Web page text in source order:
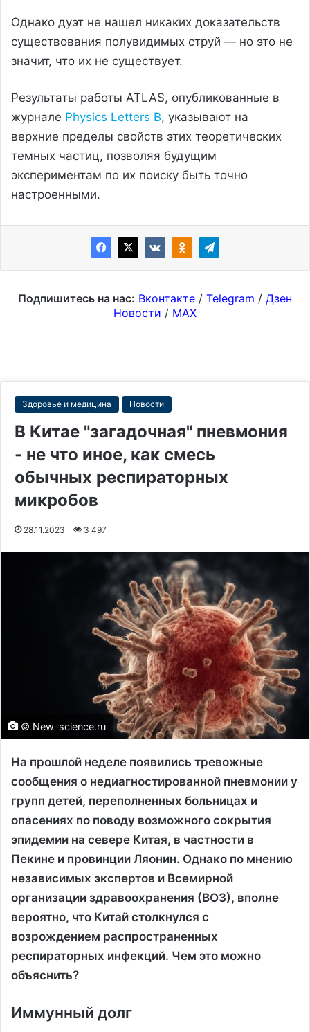
Однако дуэт не нашел никаких доказательств
существования полувидимых струй — но это не
значит, что их не существует.
Результаты работы ATLAS, опубликованные в
журнале Physics Letters B, указывают на
верхние пределы свойств этих теоретических
темных частиц, позволяя будущим
экспериментам по их поиску быть точно
настроенными.
Подпишитесь на нас: Вконтакте / Telegram / Дзен
Новости / MAX